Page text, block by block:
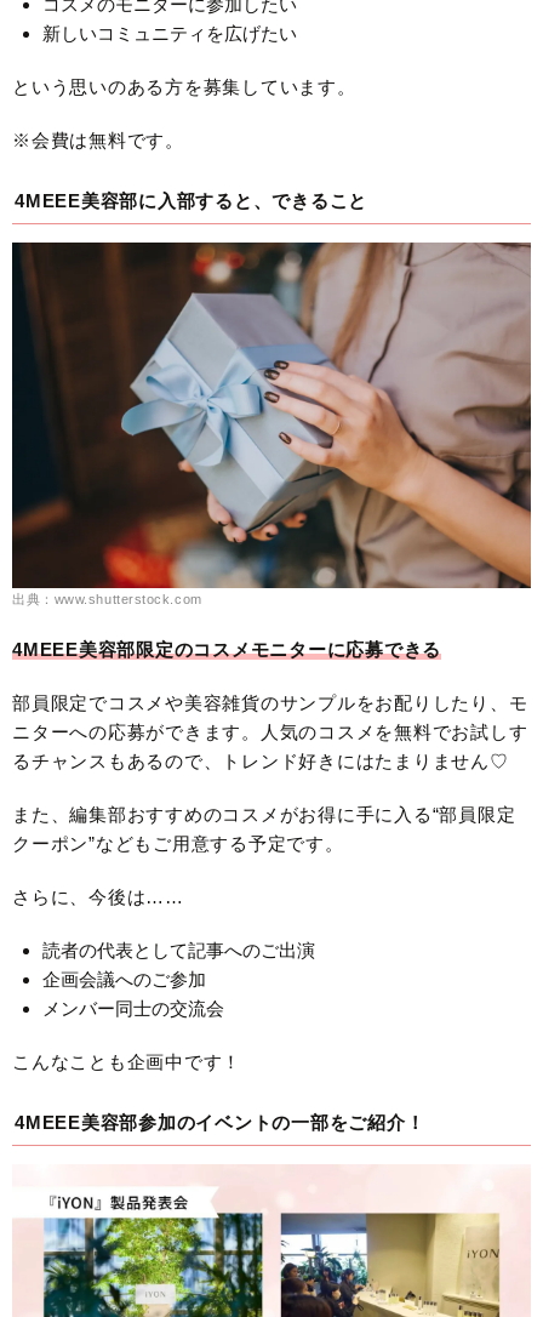
新しいコミュニティを広げたい
という思いのある方を募集しています。
※会費は無料です。
4MEEE美容部に入部すると、できること
出典：www.shutterstock.com
4MEEE美容部限定のコスメモニターに応募できる
部員限定でコスメや美容雑貨のサンプルをお配りしたり、モ
ニターへの応募ができます。人気のコスメを無料でお試しす
るチャンスもあるので、トレンド好きにはたまりません♡
また、編集部おすすめのコスメがお得に手に入る“部員限定
クーポン”などもご用意する予定です。
さらに、今後は……
読者の代表として記事へのご出演
企画会議へのご参加
メンバー同士の交流会
こんなことも企画中です！
4MEEE美容部参加のイベントの一部をご紹介！